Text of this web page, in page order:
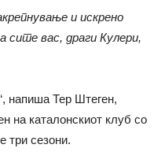
и искрено
сите вас, драги Кулери,
напиша Тер Штеген,
на каталонскиот клуб со
три сезони.